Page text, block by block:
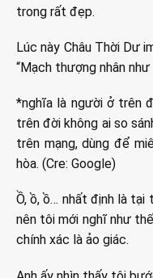
trong rất đẹp.
Lúc này Châu Thời Dư
“Mạch thượng nhân
*nghĩa là người ở trên
trên đời không ai so
trên mạng, dùng để
hòa. (Cre: Google)
Ồ, ồ, ồ… nhất định là tại
nên tôi mới nghĩ như
chính xác là ảo giác.